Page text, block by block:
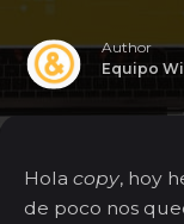
Author
Equipo
Hola copy, hoy
de poco nos